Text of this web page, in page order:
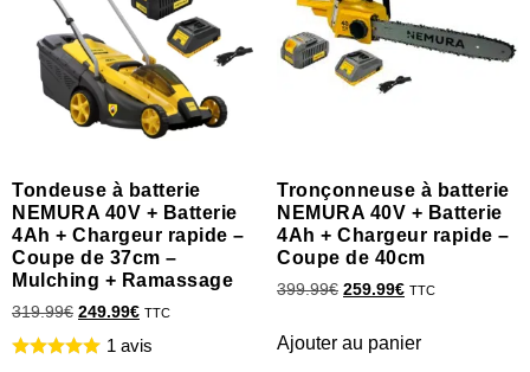
Tondeuse à batterie
NEMURA 40V + Batterie
4Ah + Chargeur rapide –
Coupe de 37cm –
Mulching + Ramassage
319.99€ 249.99€ TTC
1 avis
Tronçonneuse à batterie
NEMURA 40V + Batterie
4Ah + Chargeur rapide –
Coupe de 40cm
399.99€ 259.99€ TTC
Ajouter au panier